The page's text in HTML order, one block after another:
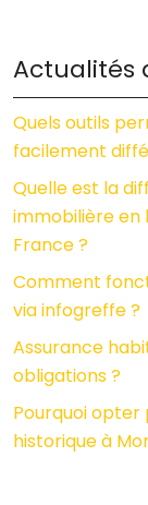
Actualités
Quels outils
facilement
Quelle est la
immobilière en
France ?
Comment
via infogreffe ?
Assurance
obligations ?
Pourquoi
historique à